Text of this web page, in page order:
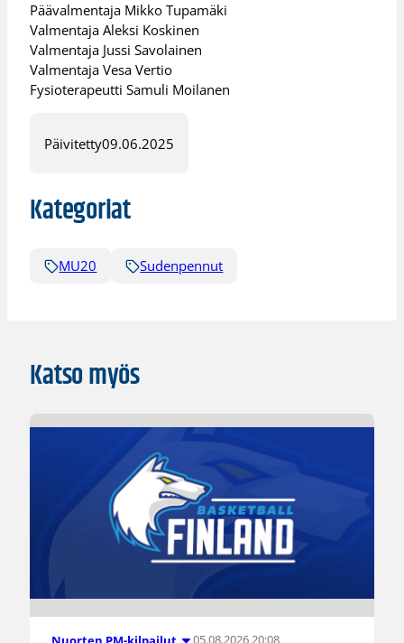
Päävalmentaja Mikko Tupamäki
Valmentaja Aleksi Koskinen
Valmentaja Jussi Savolainen
Valmentaja Vesa Vertio
Fysioterapeutti Samuli Moilanen
Päivitetty09.06.2025
Kategoriat
MU20 Sudenpennut
Katso myös
05.08.2026 20:08